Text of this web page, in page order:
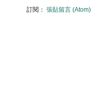
訂閱： 張貼留言 (Atom)